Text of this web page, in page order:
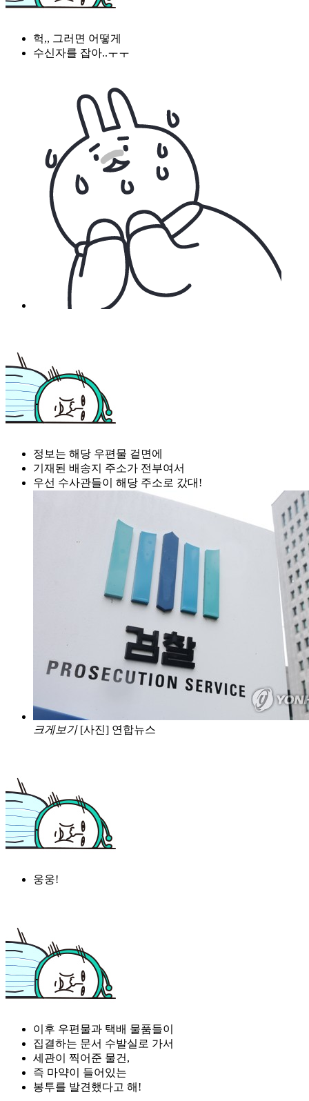
헉,, 그러면 어떻게
수신자를 잡아..ㅜㅜ
정보는 해당 우편물 겉면에
기재된 배송지 주소가 전부여서
우선 수사관들이 해당 주소로 갔대!
크게보기 [사진] 연합뉴스
웅웅!
이후 우편물과 택배 물품들이
집결하는 문서 수발실로 가서
세관이 찍어준 물건,
즉 마약이 들어있는
봉투를 발견했다고 해!